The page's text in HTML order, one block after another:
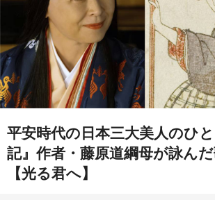
平安時代の日本三大美人のひ
記』作者・藤原道綱母が詠ん
【光る君へ】